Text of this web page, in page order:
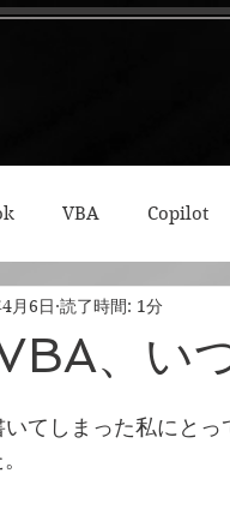
VBA Copilot
RPA 集中力・ディ
、い
月6日 読了時間: 1分
てしまった私にと